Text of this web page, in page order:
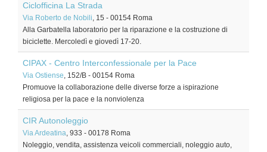
Ciclofficina La Strada
Via Roberto de Nobili, 15 - 00154 Roma
Alla Garbatella laboratorio per la riparazione e la costruzione di
biciclette. Mercoledì e giovedì 17-20.
CIPAX - Centro Interconfessionale per la Pace
Via Ostiense, 152/B - 00154 Roma
Promuove la collaborazione delle diverse forze a ispirazione
religiosa per la pace e la nonviolenza
CIR Autonoleggio
Via Ardeatina, 933 - 00178 Roma
Noleggio, vendita, assistenza veicoli commerciali, noleggio auto,